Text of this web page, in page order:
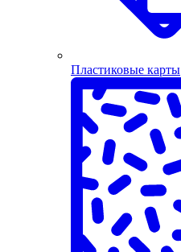
Пластиковые карты